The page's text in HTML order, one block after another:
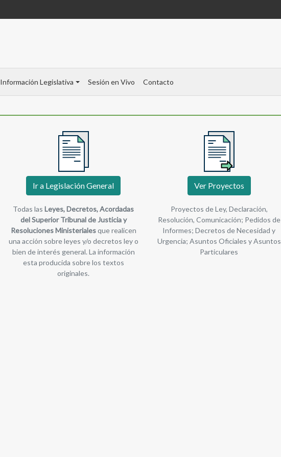
Información Legislativa Sesión en Vivo Contacto
Ir a Legislación General
Todas las Leyes, Decretos, Acordadas
del Superior Tribunal de Justicia y
Resoluciones Ministerialesque realicen
una acción sobre leyes y/o decretos ley o
bien de interés general. La información
esta producida sobre los textos
originales.
Ver Proyectos
Proyectos de Ley, Declaración,
Resolución, Comunicación; Pedidos de
Informes; Decretos de Necesidad y
Urgencia; Asuntos Oficiales y Asuntos
Particulares